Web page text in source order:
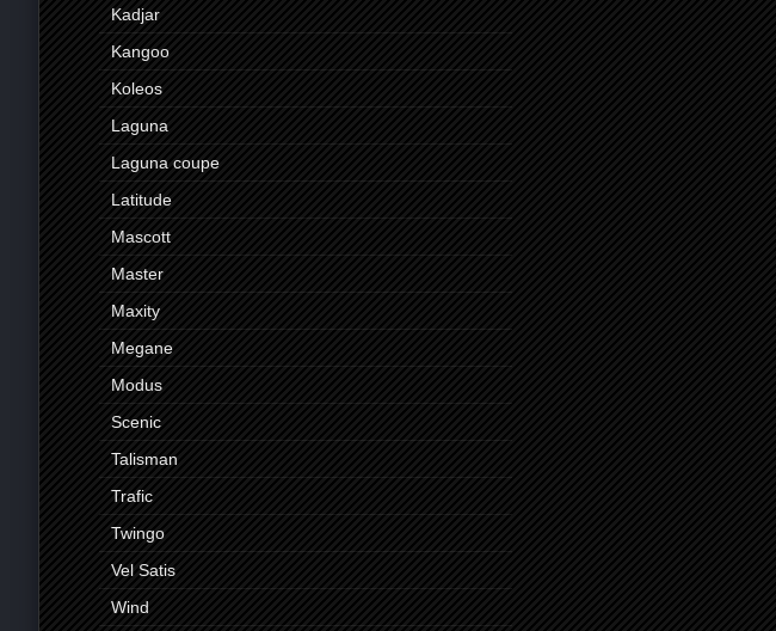
Kadjar
Kangoo
Koleos
Laguna
Laguna coupe
Latitude
Mascott
Master
Maxity
Megane
Modus
Scenic
Talisman
Trafic
Twingo
Vel Satis
Wind